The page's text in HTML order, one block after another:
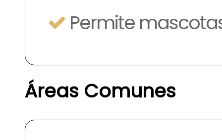
Permite
Áreas Comunes